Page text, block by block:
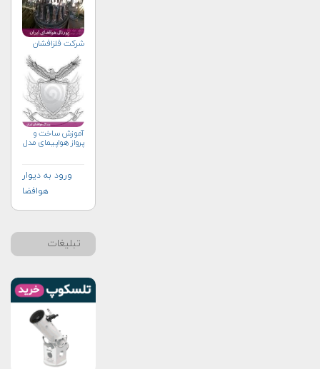
شرکت فلزافشان
آموزش ساخت و
پرواز هواپیمای مدل
ورود به دیوار
هوافضا
تبلیغات